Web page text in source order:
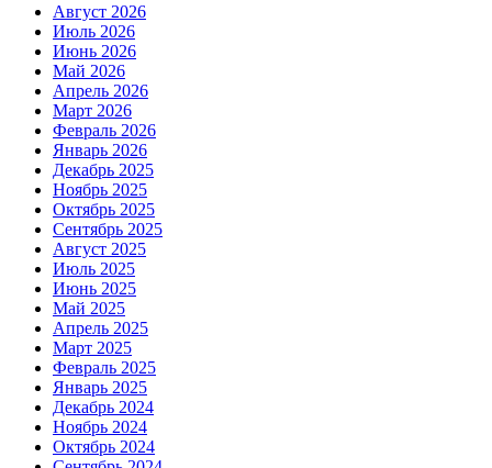
Август 2026
Июль 2026
Июнь 2026
Май 2026
Апрель 2026
Март 2026
Февраль 2026
Январь 2026
Декабрь 2025
Ноябрь 2025
Октябрь 2025
Сентябрь 2025
Август 2025
Июль 2025
Июнь 2025
Май 2025
Апрель 2025
Март 2025
Февраль 2025
Январь 2025
Декабрь 2024
Ноябрь 2024
Октябрь 2024